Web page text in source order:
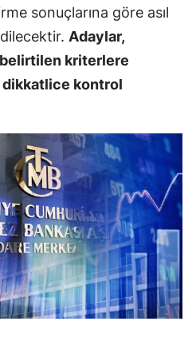
sonuçlarına göre asıl
Adaylar,
kriterlere
dikkatlice kontrol